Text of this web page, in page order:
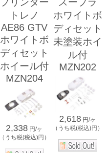
トレノ
AE86 GTV
ホワイトボ
ディセット
ホイール付
MZN204
2,338 円/ヶ
（うち税(税込)円）
ホワイトボ
ディセット
未塗装ホイ
ル付
MZN202
2,618 円/ヶ
（うち税(税込)円）